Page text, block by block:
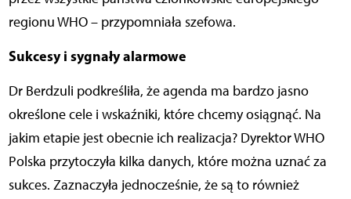
regionu WHO – przypomniała szefowa.
Sukcesy i sygnały alarmowe
Dr Berdzuli podkreśliła, że agenda ma bardzo jasno
określone cele i wskaźniki, które chcemy osiągnąć. Na
jakim etapie jest obecnie ich realizacja? Dyrektor WHO
Polska przytoczyła kilka danych, które można uznać za
sukces. Zaznaczyła jednocześnie, że są to również